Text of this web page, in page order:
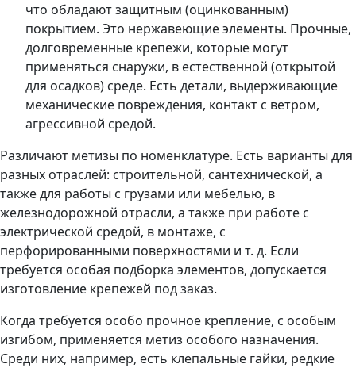
что обладают защитным (оцинкованным)
покрытием. Это нержавеющие элементы. Прочные,
долговременные крепежи, которые могут
применяться снаружи, в естественной (открытой
для осадков) среде. Есть детали, выдерживающие
механические повреждения, контакт с ветром,
агрессивной средой.
Различают метизы по номенклатуре. Есть варианты для
разных отраслей: строительной, сантехнической, а
также для работы с грузами или мебелью, в
железнодорожной отрасли, а также при работе с
электрической средой, в монтаже, с
перфорированными поверхностями и т. д. Если
требуется особая подборка элементов, допускается
изготовление крепежей под заказ.
Когда требуется особо прочное крепление, с особым
изгибом, применяется метиз особого назначения.
Среди них, например, есть клепальные гайки, редкие